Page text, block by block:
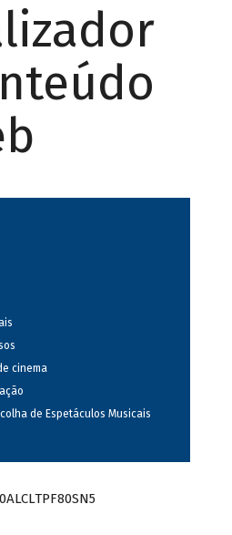
cinema
de Espetáculos Musicais